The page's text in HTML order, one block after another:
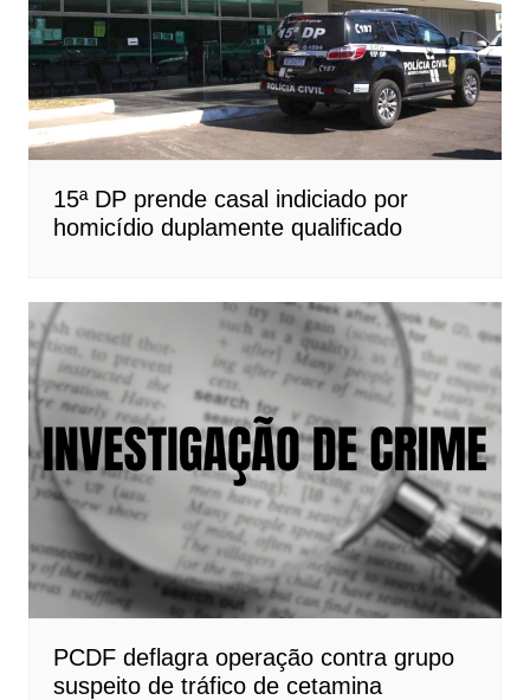
15ª DP prende casal indiciado por
homicídio duplamente qualificado
PCDF deflagra operação contra grupo
suspeito de tráfico de cetamina